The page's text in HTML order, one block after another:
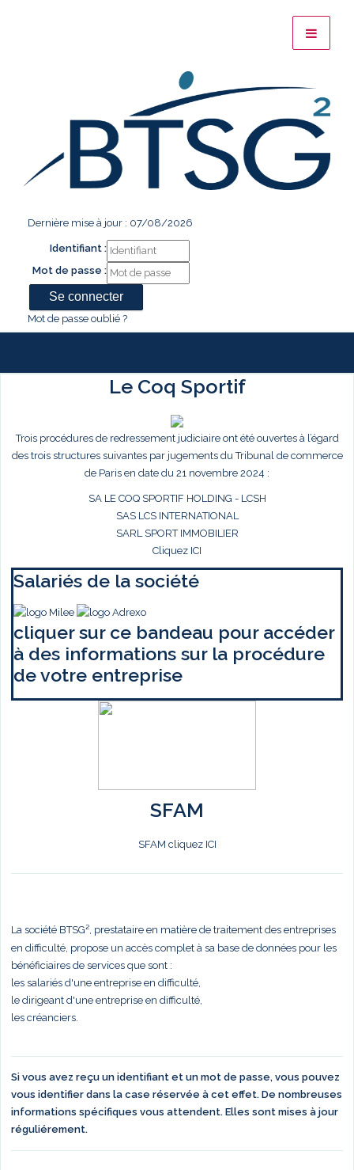
Dernière mise à jour : 07/08/2026
Identifiant :
Mot de passe :
Mot de passe oublié ?
Le Coq Sportif
Trois procédures de redressement judiciaire ont été ouvertes à l’égard
des trois structures suivantes par jugements du Tribunal de commerce
de Paris en date du 21 novembre 2024 :
SA LE COQ SPORTIF HOLDING - LCSH
SAS LCS INTERNATIONAL
SARL SPORT IMMOBILIER
Cliquez ICI
Salariés de la société
cliquer sur ce bandeau pour accéder
à des informations sur la procédure
de votre entreprise
SFAM
SFAM cliquez ICI
La société BTSG², prestataire en matière de traitement des entreprises
en difficulté, propose un accès complet à sa base de données pour les
bénéficiaires de services que sont :
les salariés d'une entreprise en difficulté,
le dirigeant d'une entreprise en difficulté,
les créanciers.
Si vous avez reçu un identifiant et un mot de passe, vous pouvez
vous identifier dans la case réservée à cet effet. De nombreuses
informations spécifiques vous attendent. Elles sont mises à jour
réguliérement.